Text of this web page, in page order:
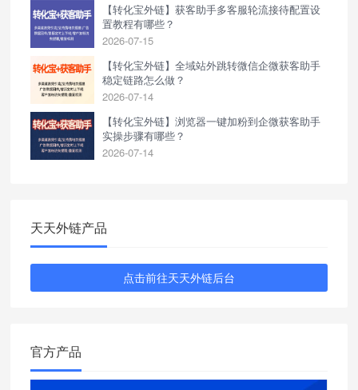
【转化宝外链】获客助手多客服轮流接待配置设
置教程有哪些？
2026-07-15
【转化宝外链】全域站外跳转微信企微获客助手
稳定链路怎么做？
2026-07-14
【转化宝外链】浏览器一键加粉到企微获客助手
实操步骤有哪些？
2026-07-14
天天外链产品
点击前往天天外链后台
官方产品